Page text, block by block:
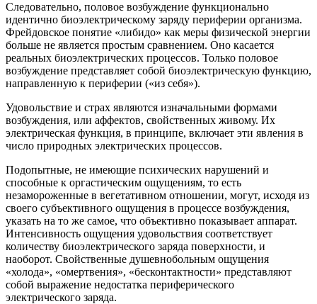
Следовательно, половое возбуждение функционально
идентично биоэлектрическому заряду периферии организма.
Фрейдовское понятие «либидо» как меры физической энергии
больше не является простым сравнением. Оно касается
реальных биоэлектрических процессов. Только половое
возбуждение представляет собой биоэлектрическую функцию,
направленную к периферии («из себя»).
Удовольствие и страх являются изначальными формами
возбуждения, или аффектов, свойственных живому. Их
электрическая функция, в принципе, включает эти явления в
число природных электрических процессов.
Подопытные, не имеющие психических нарушений и
способные к оргастическим ощущениям, то есть
незамороженные в вегетативном отношении, могут, исходя из
своего субъективного ощущения в процессе возбуждения,
указать на то же самое, что объективно показывает аппарат.
Интенсивность ощущения удовольствия соответствует
количеству биоэлектрического заряда поверхности, и
наоборот. Свойственные душевнобольным ощущения
«холода», «омертвения», «бесконтактности» представляют
собой выражение недостатка периферического
электрического заряда.